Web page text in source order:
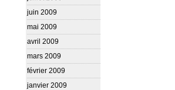
juin 2009
mai 2009
avril 2009
mars 2009
février 2009
janvier 2009